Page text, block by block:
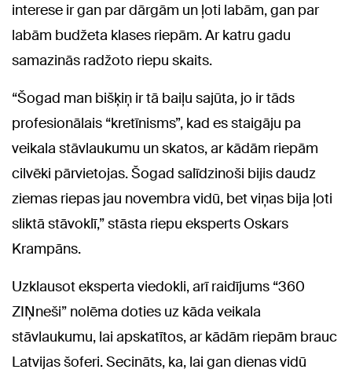
interese ir gan par dārgām un ļoti labām, gan par
labām budžeta klases riepām. Ar katru gadu
samazinās radžoto riepu skaits.
“Šogad man bišķiņ ir tā baiļu sajūta, jo ir tāds
profesionālais “kretīnisms”, kad es staigāju pa
veikala stāvlaukumu un skatos, ar kādām riepām
cilvēki pārvietojas. Šogad salīdzinoši bijis daudz
ziemas riepas jau novembra vidū, bet viņas bija ļoti
sliktā stāvoklī,” stāsta riepu eksperts Oskars
Krampāns.
Uzklausot eksperta viedokli, arī raidījums “360
ZIŅneši” nolēma doties uz kāda veikala
stāvlaukumu, lai apskatītos, ar kādām riepām brauc
Latvijas šoferi. Secināts, ka, lai gan dienas vidū